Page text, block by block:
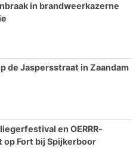
in brandweerkazerne
de Jaspersstraat in Zaandam
en OERRR-
op Fort bij Spijkerboor